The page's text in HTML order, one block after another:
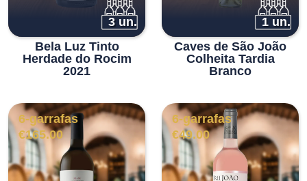
3 un.
Bela Luz Tinto
Herdade do Rocim
2021
1 un.
Caves de São João
Colheita Tardia
Branco
6-garrafas
€165.00
6-garrafas
€49.00